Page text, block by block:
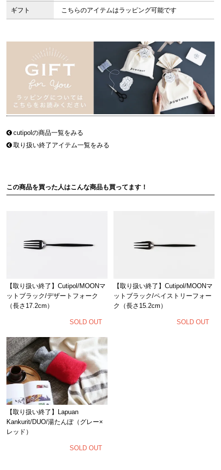
ギフト こちらのアイテムはラッピング可能です
cutipolの商品一覧をみる
取り扱い終了アイテム一覧をみる
この商品を買った人はこんな商品も買ってます！
【取り扱い終了】Cutipol/MOONマ
ットブラック/デザートフォーク
（長さ17.2cm）
SOLD OUT
【取り扱い終了】Cutipol/MOONマ
ットブラック/ペイストリーフォー
ク（長さ15.2cm）
SOLD OUT
【取り扱い終了】Lapuan
Kankurit/DUO/湯たんぽ（グレー×
レッド）
SOLD OUT